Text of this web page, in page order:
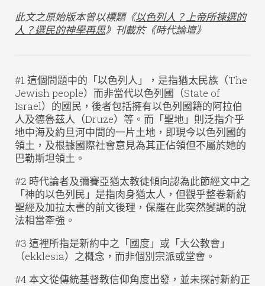
此文之原始版本曾以標題《以色列人？上帝所揀選的
人？選民的神學再思》刊載於《時代論壇》
#1 這個問題中的「以色列人」，是指猶太民族（The
Jewish people）而非當代以色列國（State of
Israel）的國民，後者包括擁有以色列國籍的阿拉伯
人及德魯茲人（Druze）等。而「聖地」則泛指介乎
地中海及約旦河中間的一片土地，即現今以色列國的
領土，及根據國際社會意見為其正佔領但不屬於她的
巴勒斯坦領土。
#2 時代論者及彌賽亞猶太教徒傾向認為此節經文中之
「神的以色列民」是指肉身猶太人，但觀乎整卷新約
聖經及加拉太書的前文後理，保羅在此突然變調的說
法相當牽強。
#3 這裡所指是新約中之「國度」或「大公教會」
（ekklesia）之概念，而非個別宗派或堂會。
#4 本文從傳統基督教信仰角度出發，並未探討新約正